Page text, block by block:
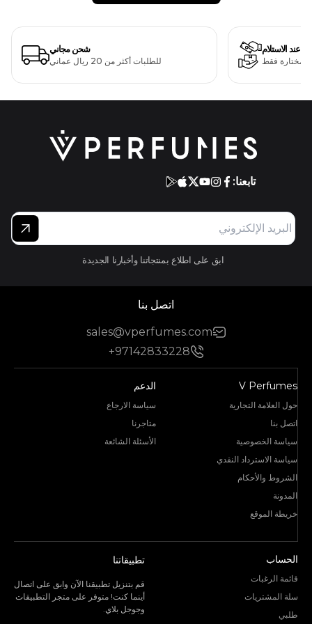
شحن مجاني
للطلبات أكثر من 20 ريال عماني
عند الاستلام
مختارة فقط
تابعنا:
ابق على اطلاع بمنتجاتنا وأخبارنا الجديدة
اتصل بنا
sales@vperfumes.com
+97142833228
V Perfumes
حول العلامة التجارية
اتصل بنا
سياسة الخصوصية
سياسة الاسترداد النقدي
الشروط والأحكام
المدونة
خريطة الموقع
الدعم
سياسة الارجاع
متاجرنا
الأسئلة الشائعة
الحساب
قائمة الرغبات
سلة المشتريات
طلبي
تطبيقاتنا
قم بتنزيل تطبيقنا الآن وابق على اتصال
أينما كنت! متوفر على متجر التطبيقات
وجوجل بلاي.